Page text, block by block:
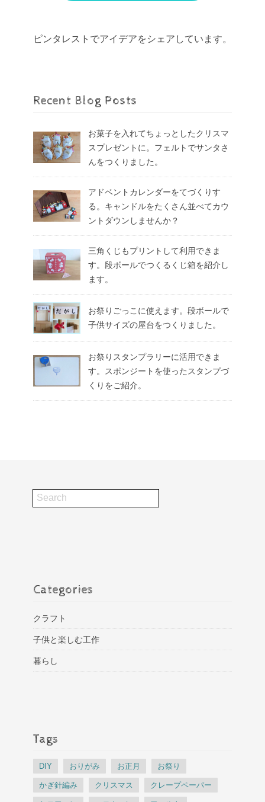
ピンタレストでアイデアをシェアしています。
Recent Blog Posts
お菓子を入れてちょっとしたクリスマ
スプレゼントに。フェルトでサンタさ
んをつくりました。
アドベントカレンダーをてづくりす
る。キャンドルをたくさん並べてカウ
ントダウンしませんか？
三角くじもプリントして利用できま
す。段ボールでつくるくじ箱を紹介し
ます。
お祭りごっこに使えます。段ボールで
子供サイズの屋台をつくりました。
お祭りスタンプラリーに活用できま
す。スポンジートを使ったスタンプづ
くりをご紹介。
Categories
クラフト
子供と楽しむ工作
暮らし
Tags
DIY おりがみ お正月 お祭り
かぎ針編み クリスマス クレープペーパー